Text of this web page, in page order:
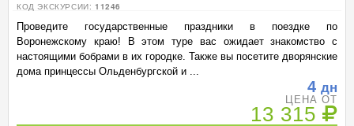
КОД ЭКСКУРСИИ: 11246
Проведите государственные праздники в поездке по
Воронежскому краю! В этом туре вас ожидает знакомство с
настоящими бобрами в их городке. Также вы посетите дворянские
дома принцессы Ольденбургской и ...
4 дн
ЦЕНА ОТ
13 315